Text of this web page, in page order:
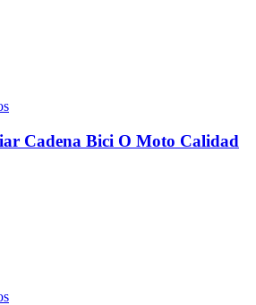
Cadena Bici O Moto Calidad